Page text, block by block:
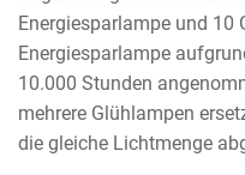
Energiesparlampe und 10
Energiesparlampe
10.000 Stunden
mehrere Glühlampen
die gleiche Lichtmenge